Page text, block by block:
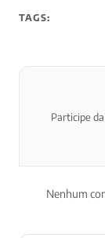
TAGS:
Participe
Nenhum